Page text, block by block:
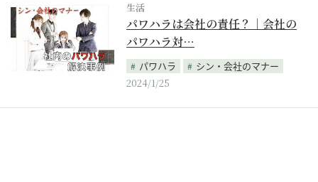
生活
パワハラは会社の責任？｜会社の
パワハラ対…
パワハラ
シン・会社のマナー
2024/1/25